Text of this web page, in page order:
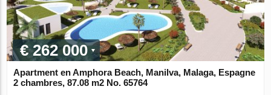
€ 262 000
Apartment en Amphora Beach, Manilva, Malaga, Espagne
2 chambres, 87.08 m2 No. 65764